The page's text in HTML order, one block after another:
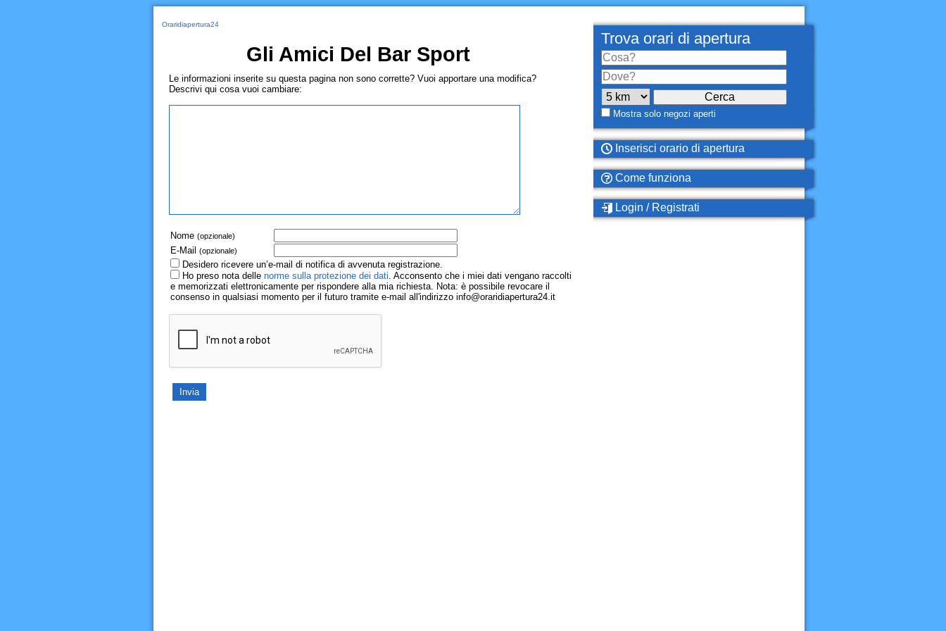
Oraridiapertura24
Gli Amici Del Bar Sport
Le informazioni inserite su questa pagina non sono corrette? Vuoi apportare una modifica?
Descrivi qui cosa vuoi cambiare:
Nome (opzionale)
E-Mail (opzionale)
Desidero ricevere un’e-mail di notifica di avvenuta registrazione.
Ho preso nota delle norme sulla protezione dei dati. Acconsento che i miei dati vengano raccolti
e memorizzati elettronicamente per rispondere alla mia richiesta. Nota: è possibile revocare il
consenso in qualsiasi momento per il futuro tramite e-mail all'indirizzo info@oraridiapertura24.it
Trova orari di apertura
Mostra solo negozi aperti
Inserisci orario di apertura
Come funziona
Login / Registrati